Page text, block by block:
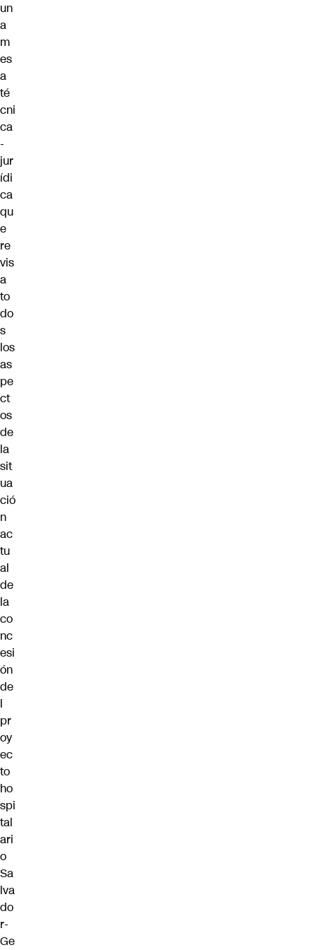
un
a
m
es
a
té
cni
ca
-
jur
ídi
ca
qu
e
re
vis
a
to
do
s
los
as
pe
ct
os
de
la
sit
ua
ció
n
ac
tu
al
de
la
co
nc
esi
ón
de
l
pr
oy
ec
to
ho
spi
tal
ari
o
Sa
lva
do
r-
Ge